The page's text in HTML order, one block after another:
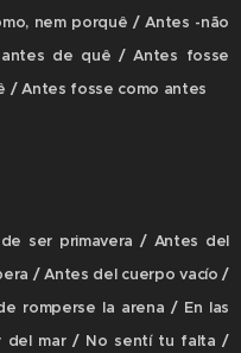
nem porquê / Antes -não
de quê / Antes fosse
/ Antes fosse como antes
ser primavera / Antes del
/ Antes del cuerpo vacío /
romperse la arena / En las
del mar / No sentí tu falta /